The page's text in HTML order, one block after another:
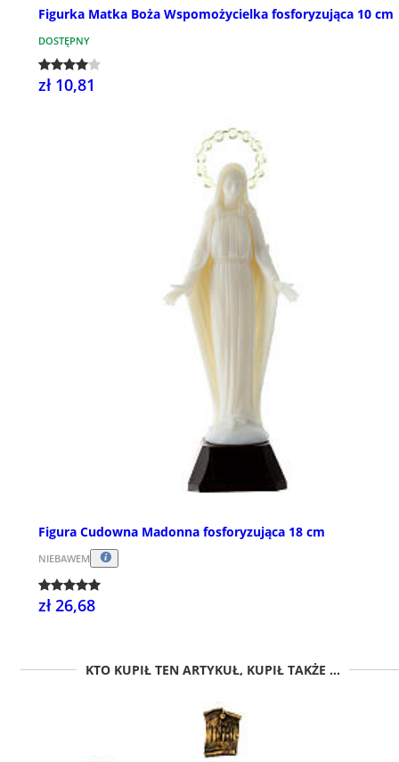
Figurka Matka Boża Wspomożycielka fosforyzująca 10 cm
DOSTĘPNY
zł 10,81
Figura Cudowna Madonna fosforyzująca 18 cm
NIEBAWEM
zł 26,68
KTO KUPIŁ TEN ARTYKUŁ, KUPIŁ TAKŻE ...